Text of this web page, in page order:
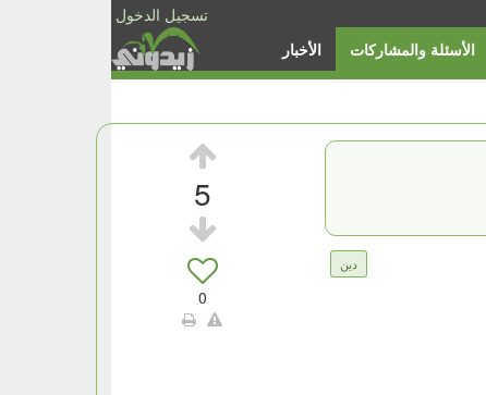
تسجيل الدخول
الأخبار الأسئلة والمشاركات
5
0
دين